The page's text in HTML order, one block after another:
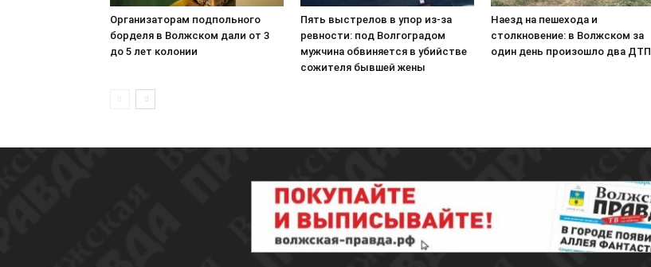
Организаторам подпольного
борделя в Волжском дали от 3
до 5 лет колонии
Пять выстрелов в упор из-за
ревности: под Волгоградом
мужчина обвиняется в убийстве
сожителя бывшей жены
Наезд на пешехода и
столкновение: в Волжском за
один день произошло два ДТП